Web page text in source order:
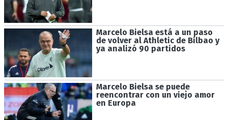
Marcelo Bielsa está a un paso
de volver al Athletic de Bilbao y
ya analizó 90 partidos
Marcelo Bielsa se puede
reencontrar con un viejo amor
en Europa